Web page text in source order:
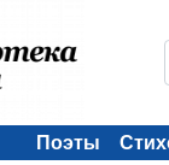
Поэты